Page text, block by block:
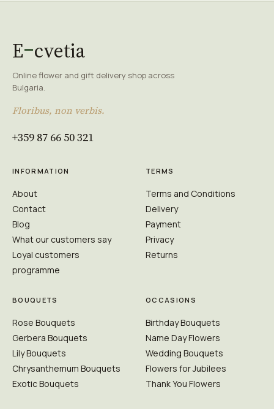
E cvetia
Online flower and gift delivery shop across
Bulgaria.
Floribus, non verbis.
+359 87 66 50 321
INFORMATION
About
Contact
Blog
What our customers say
Loyal customers
programme
TERMS
Terms and Conditions
Delivery
Payment
Privacy
Returns
BOUQUETS
Rose Bouquets
Gerbera Bouquets
Lily Bouquets
Chrysanthemum Bouquets
Exotic Bouquets
OCCASIONS
Birthday Bouquets
Name Day Flowers
Wedding Bouquets
Flowers for Jubilees
Thank You Flowers